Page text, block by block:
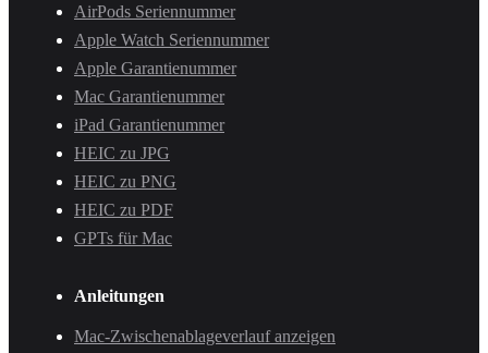
AirPods Seriennummer
Apple Watch Seriennummer
Apple Garantienummer
Mac Garantienummer
iPad Garantienummer
HEIC zu JPG
HEIC zu PNG
HEIC zu PDF
GPTs für Mac
Anleitungen
Mac-Zwischenablageverlauf anzeigen